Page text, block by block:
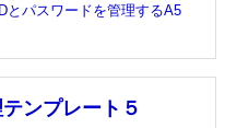
とパスワードを管理するA5
ンプレート５